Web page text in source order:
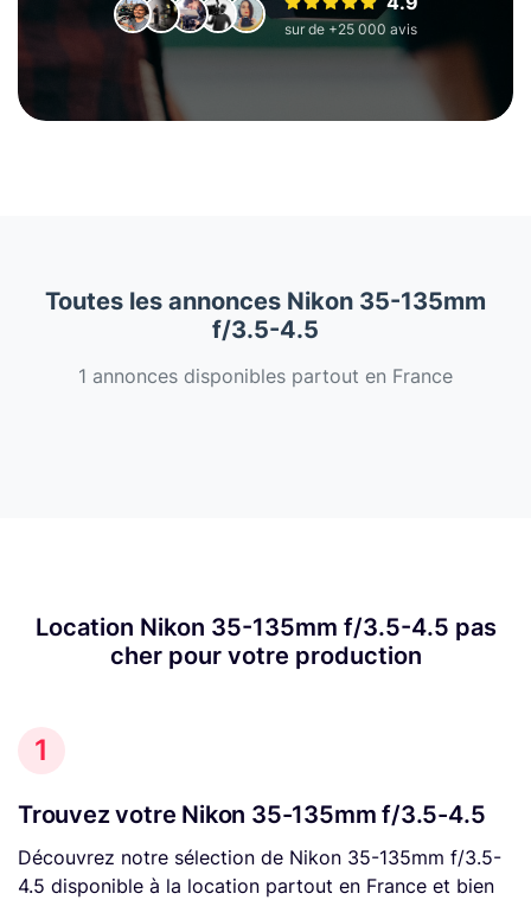
sur de +25 000 avis
Toutes les annonces Nikon 35-135mm
f/3.5-4.5
1 annonces disponibles partout en France
Location Nikon 35-135mm f/3.5-4.5 pas
cher pour votre production
1
Trouvez votre Nikon 35-135mm f/3.5-4.5
Découvrez notre sélection de Nikon 35-135mm f/3.5-
4.5 disponible à la location partout en France et bien